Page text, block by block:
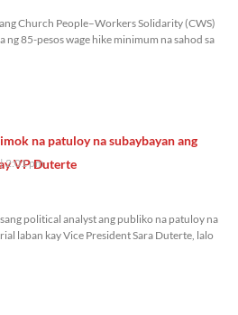
Church People–Workers Solidarity (CWS)
ng 85-pesos wage hike minimum na sahod sa
na patuloy na subaybayan ang
VP Duterte
2:01 pm
political analyst ang publiko na patuloy na
laban kay Vice President Sara Duterte, lalo